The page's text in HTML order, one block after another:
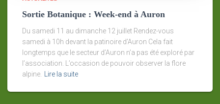
Sortie Botanique : Week-end à Auron
Du samedi 11 au dimanche 12 juillet Rendez-vous
samedi à 10h devant la patinoire d’Auron Cela fait
longtemps que le secteur d’Auron n’a pas été exploré par
l’association. L’occasion de pouvoir observer la flore
alpine.
Lire la suite